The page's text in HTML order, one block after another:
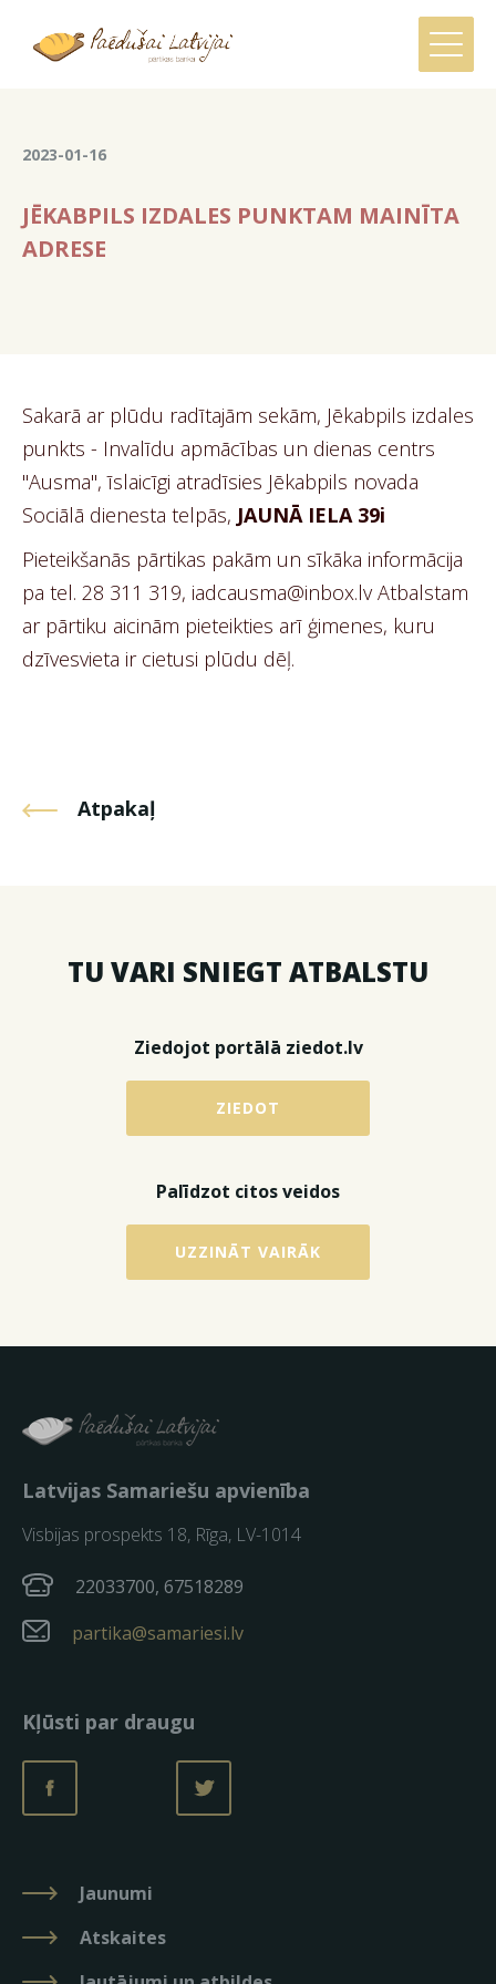
2023-01-16
JĒKABPILS IZDALES PUNKTAM MAINĪTA
ADRESE
Sakarā ar plūdu radītajām sekām, Jēkabpils izdales
punkts - Invalīdu apmācības un dienas centrs
"Ausma", īslaicīgi atradīsies Jēkabpils novada
Sociālā dienesta telpās, JAUNĀ IELA 39i
Pieteikšanās pārtikas pakām un sīkāka informācija
pa tel. 28 311 319, iadcausma@inbox.lv Atbalstam
ar pārtiku aicinām pieteikties arī ģimenes, kuru
dzīvesvieta ir cietusi plūdu dēļ.
Atpakaļ
TU VARI SNIEGT ATBALSTU
Ziedojot portālā ziedot.lv
ZIEDOT
Palīdzot citos veidos
UZZINĀT VAIRĀK
Latvijas Samariešu apvienība
Visbijas prospekts 18, Rīga, LV-1014
22033700, 67518289
partika@samariesi.lv
Kļūsti par draugu
Jaunumi
Atskaites